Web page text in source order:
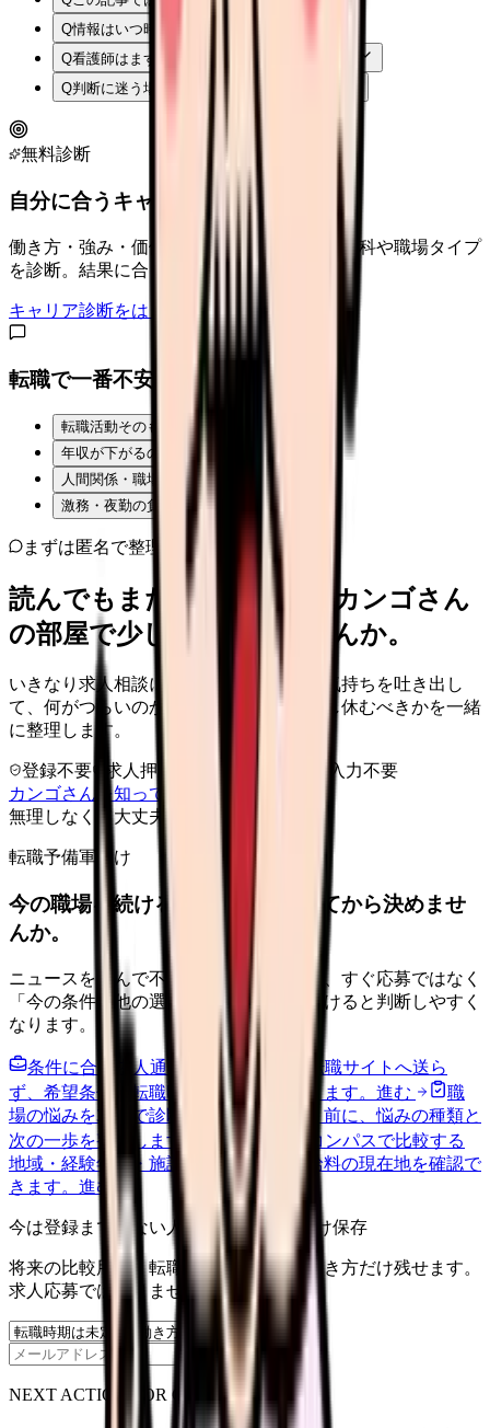
Q情報はいつ時点のものですか？
Q看護師はまず何から確認すればよいですか？
Q判断に迷う場合はどうすればよいですか？
無料診断
自分に合うキャリアタイプは？
働き方・強み・価値観から、向いている診療科や職場タイプ
を診断。結果に合う求人も表示。
キャリア診断をはじめる
転職で一番不安なことは？
転職活動そのものが不安
年収が下がるのが怖い
人間関係・職場の雰囲気
激務・夜勤の負担
まずは匿名で整理
読んでもまだ苦しいなら、カンゴさん
の部屋で少し話してみませんか。
いきなり求人相談には進みません。今の気持ちを吐き出し
て、何がつらいのか、辞めるべきか、少し休むべきかを一緒
に整理します。
登録不要 求人押し売りなし
病院名は入力不要
カンゴさんを知ってから相談する
無理しなくて大丈夫
転職予備軍向け
今の職場を続けるか、条件を比べてから決めませ
んか。
ニュースを読んで不安が強くなった時は、すぐ応募ではなく
「今の条件・他の選択肢・相談先」を分けると判断しやすく
なります。
条件に合う求人通知を受け取る
外部転職サイトへ送ら
ず、希望条件と転職時期を自社で預かります。 進む
職
場の悩みを30秒で診断
辞めるべきか迷う前に、悩みの種類と
次の一歩を整理します。
進む
給料コンパスで比較する
地域・経験年数・施設形態から、今の給料の現在地を確認で
きます。 進む
今は登録までしない人向け: 希望条件だけ保存
将来の比較用に、転職時期と気になる働き方だけ残せます。
求人応募ではありません。
保存
NEXT ACTION FOR CLINICS